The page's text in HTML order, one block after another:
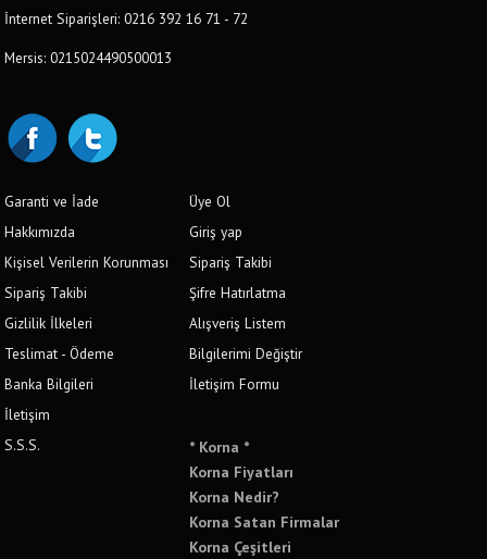
İnternet Siparişleri: 0216 392 16 71 - 72
Mersis: 0215024490500013
Garanti ve İade
Hakkımızda
Kişisel Verilerin Korunması
Sipariş Takibi
Gizlilik İlkeleri
Teslimat - Ödeme
Banka Bilgileri
İletişim
S.S.S.
Üye Ol
Giriş yap
Sipariş Takibi
Şifre Hatırlatma
Alışveriş Listem
Bilgilerimi Değiştir
İletişim Formu
* Korna *
Korna Fiyatları
Korna Nedir?
Korna Satan Firmalar
Korna Çeşitleri